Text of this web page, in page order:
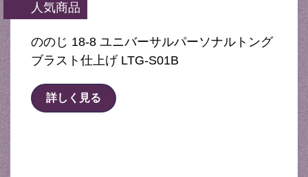
人気商品
ののじ 18-8 ユニバーサルパーソナルトング
ブラスト仕上げ LTG-S01B
詳しく見る